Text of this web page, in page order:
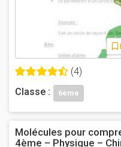
(4)
Classe :
6ème
Molécules pour
4ème – Physique –